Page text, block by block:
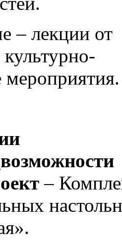
– лекции от
мероприятия.
–